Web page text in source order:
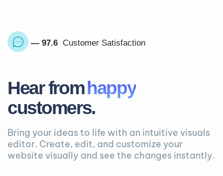
— 97.6 Customer Satisfaction
Hear fromhappy
customers.
Bring your ideas to life with an intuitive visuals
editor. Create, edit, and customize your
website visually and see the changes instantly.